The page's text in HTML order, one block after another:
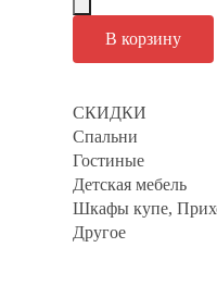
СКИДКИ
Спальни
Гостиные
Детская мебель
Шкафы купе,
Другое